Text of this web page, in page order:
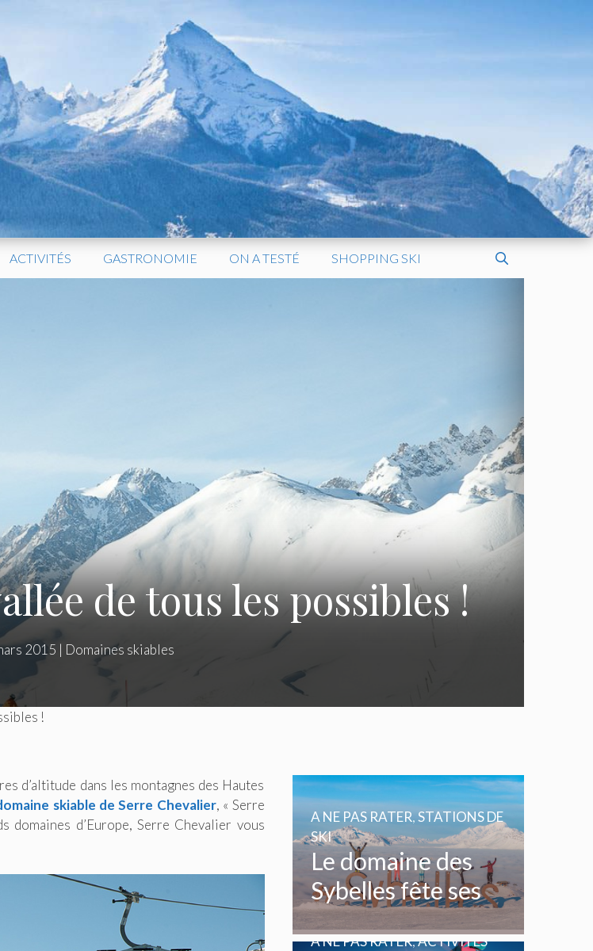
ACTIVITÉS GASTRONOMIE ON A TESTÉ SHOPPING SKI
de tous les possibles !
2015 | Domaines skiables
!
d’altitude dans les montagnes des Hautes
skiable de Serre Chevalier, « Serre
d’Europe, Serre Chevalier vous
Le domaine des
Sybelles fête ses
20 ans
A NE PAS RATER,STATIONS DE
SKI
A NE PAS RATER,ACTIVITÉS